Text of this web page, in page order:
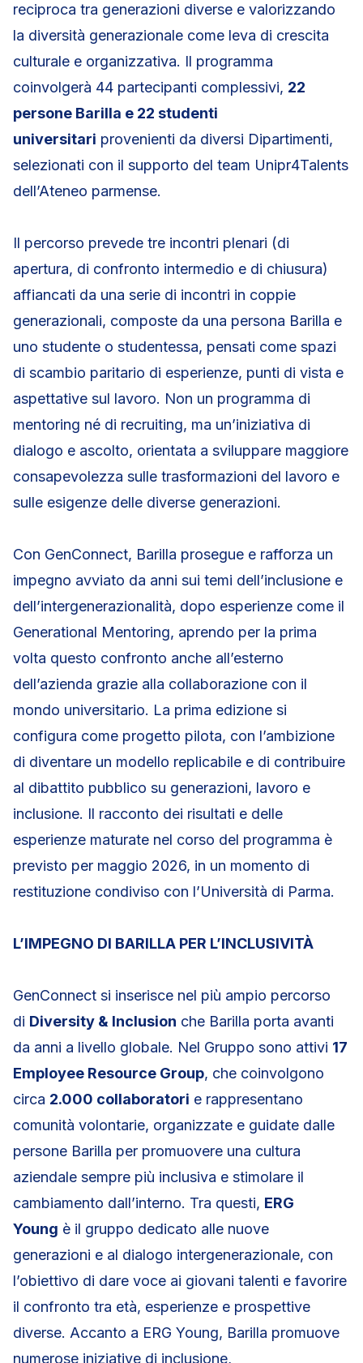
reciproca tra generazioni diverse e valorizzando
la diversità generazionale come leva di crescita
culturale e organizzativa. Il programma
coinvolgerà 44 partecipanti complessivi, 22
persone Barilla e 22 studenti
universitari provenienti da diversi Dipartimenti,
selezionati con il supporto del team Unipr4Talents
dell’Ateneo parmense.
Il percorso prevede tre incontri plenari (di
apertura, di confronto intermedio e di chiusura)
affiancati da una serie di incontri in coppie
generazionali, composte da una persona Barilla e
uno studente o studentessa, pensati come spazi
di scambio paritario di esperienze, punti di vista e
aspettative sul lavoro. Non un programma di
mentoring né di recruiting, ma un’iniziativa di
dialogo e ascolto, orientata a sviluppare maggiore
consapevolezza sulle trasformazioni del lavoro e
sulle esigenze delle diverse generazioni.
Con GenConnect, Barilla prosegue e rafforza un
impegno avviato da anni sui temi dell’inclusione e
dell’intergenerazionalità, dopo esperienze come il
Generational Mentoring, aprendo per la prima
volta questo confronto anche all’esterno
dell’azienda grazie alla collaborazione con il
mondo universitario. La prima edizione si
configura come progetto pilota, con l’ambizione
di diventare un modello replicabile e di contribuire
al dibattito pubblico su generazioni, lavoro e
inclusione. Il racconto dei risultati e delle
esperienze maturate nel corso del programma è
previsto per maggio 2026, in un momento di
restituzione condiviso con l’Università di Parma.
L’IMPEGNO DI BARILLA PER L’INCLUSIVITÀ
GenConnect si inserisce nel più ampio percorso
di Diversity & Inclusion che Barilla porta avanti
da anni a livello globale. Nel Gruppo sono attivi 17
Employee Resource Group, che coinvolgono
circa 2.000 collaboratori e rappresentano
comunità volontarie, organizzate e guidate dalle
persone Barilla per promuovere una cultura
aziendale sempre più inclusiva e stimolare il
cambiamento dall’interno. Tra questi, ERG
Young è il gruppo dedicato alle nuove
generazioni e al dialogo intergenerazionale, con
l’obiettivo di dare voce ai giovani talenti e favorire
il confronto tra età, esperienze e prospettive
diverse. Accanto a ERG Young, Barilla promuove
numerose iniziative di inclusione,